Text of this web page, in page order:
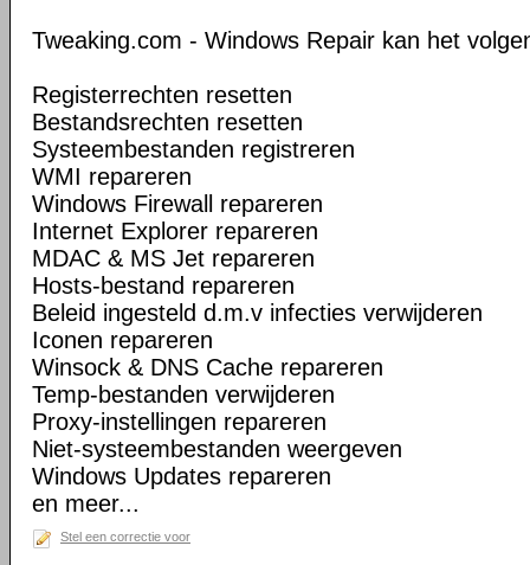
Tweaking.com - Windows Repair kan het
Registerrechten resetten
Bestandsrechten resetten
Systeembestanden registreren
WMI repareren
Windows Firewall repareren
Internet Explorer repareren
MDAC & MS Jet repareren
Hosts-bestand repareren
Beleid ingesteld d.m.v infecties verwijderen
Iconen repareren
Winsock & DNS Cache repareren
Temp-bestanden verwijderen
Proxy-instellingen repareren
Niet-systeembestanden weergeven
Windows Updates repareren
en meer...
Stel een correctie voor